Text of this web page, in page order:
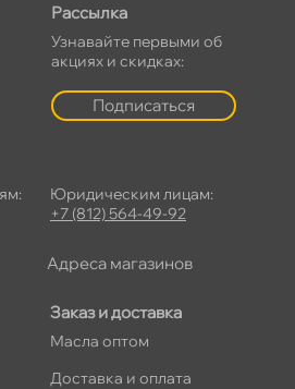
Заказ и доставка
Масла оптом
Доставка и оплата
Рассылка
Узнавайте первыми о
акциях и скидках:
Подписаться
Юридическим лицам:
+7 (812) 564-49-92
Адреса магазино